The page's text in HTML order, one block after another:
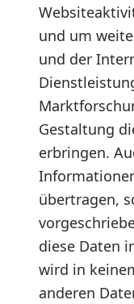
und um
und der
Gestaltung
erbringen.
übertragen,
diese Daten
wird in
anderen